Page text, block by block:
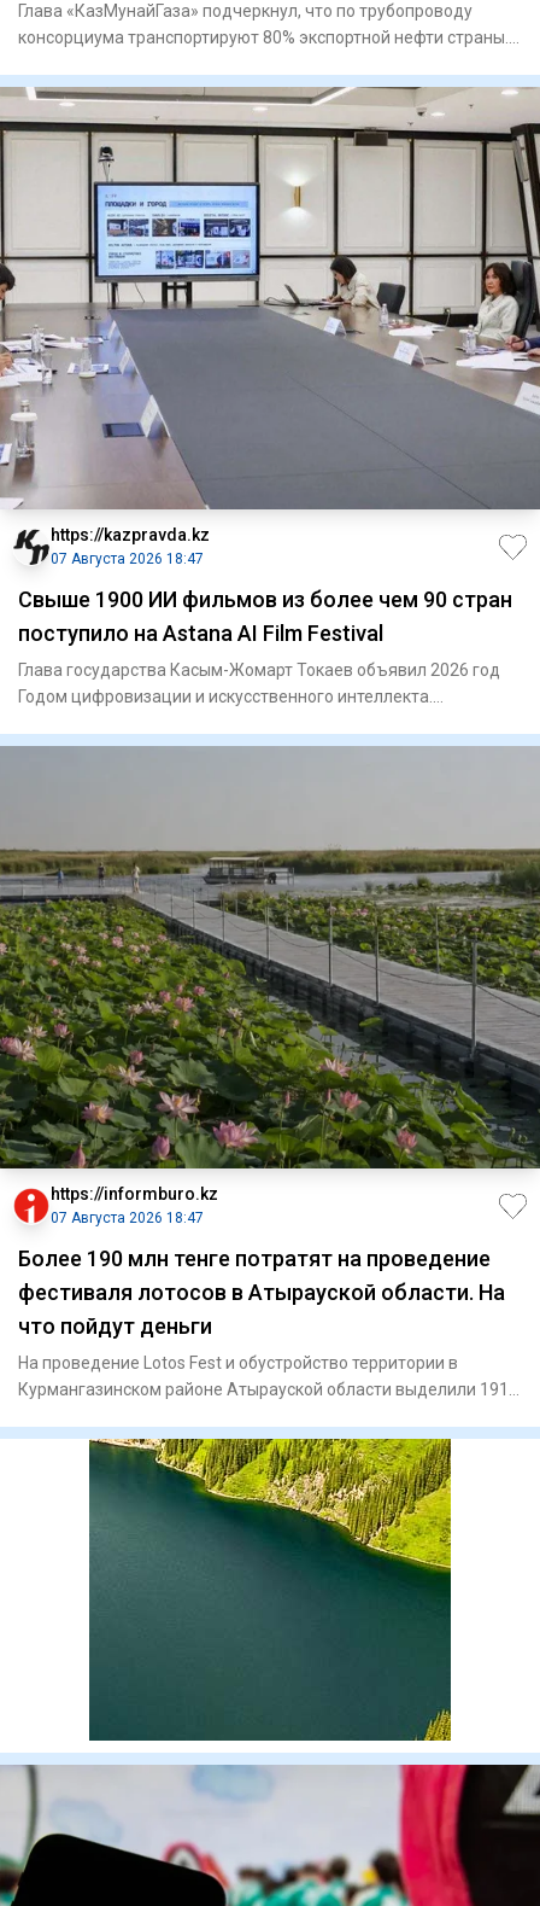
Глава «КазМунайГаза» подчеркнул, что по трубопроводу
консорциума транспортируют 80% экспортной нефти страны.
https://kazpravda.kz
07 Августа 2026 18:47
Свыше 1900 ИИ фильмов из более чем 90 стран
поступило на Astana AI Film Festival
Глава государства Касым-Жомарт Токаев объявил 2026 год
Годом цифровизации и искусственного интеллекта.
https://informburo.kz
07 Августа 2026 18:47
Более 190 млн тенге потратят на проведение
фестиваля лотосов в Атырауской области. На
что пойдут деньги
На проведение Lotos Fest и обустройство территории в
Курмангазинском районе Атырауской области выделили 191,9